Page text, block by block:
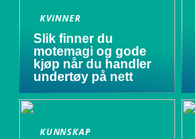
KVINNER
Slik finner du
motemagi og gode
kjøp når du handler
undertøy på nett
KUNNSKAP